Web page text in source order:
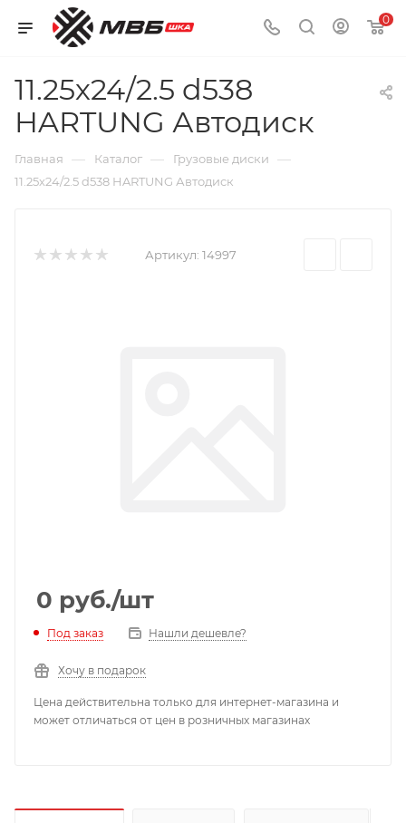
0
11.25х24/2.5 d538
HARTUNG Автодиск
Главная — Каталог — Грузовые диски —
11.25х24/2.5 d538 HARTUNG Автодиск
Артикул: 14997
0 руб./шт
Под заказ Нашли дешевле?
Хочу в подарок
Цена действительна только для интернет-магазина и
может отличаться от цен в розничных магазинах